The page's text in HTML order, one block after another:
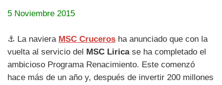
5 Noviembre 2015
⚓ La naviera MSC Cruceros ha anunciado que con la
vuelta al servicio del
MSC Liricase ha completado el
ambicioso Programa Renacimiento. Este comenzó
hace más de un año y, después de invertir 200 millones